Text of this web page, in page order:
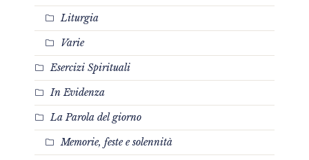
Liturgia
Varie
Esercizi Spirituali
In Evidenza
La Parola del giorno
Memorie, feste e solennità